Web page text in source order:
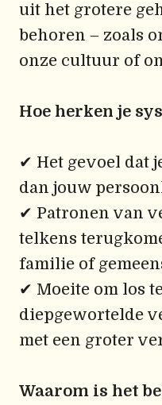
uit het grotere
behoren – zoals
onze cultuur of
Hoe herken je
✔ Het gevoel dat
dan jouw
✔ Patronen van
telkens
familie of
✔ Moeite om los
diepgewortelde
met een groter
Waarom is het